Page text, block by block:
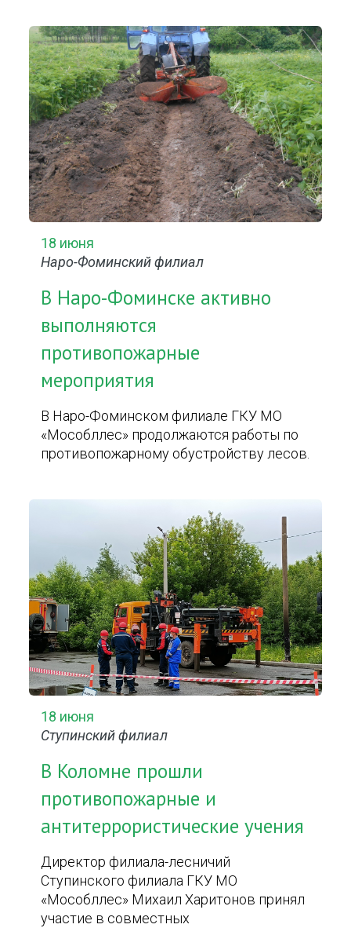
18 июня
Наро-Фоминский филиал
В Наро-Фоминске активно
выполняются
противопожарные
мероприятия
В Наро-Фоминском филиале ГКУ МО
«Мособллес» продолжаются работы по
противопожарному обустройству лесов.
18 июня
Ступинский филиал
В Коломне прошли
противопожарные и
антитеррористические учения
Директор филиала-лесничий
Ступинского филиала ГКУ МО
«Мособллес» Михаил Харитонов принял
участие в совместных